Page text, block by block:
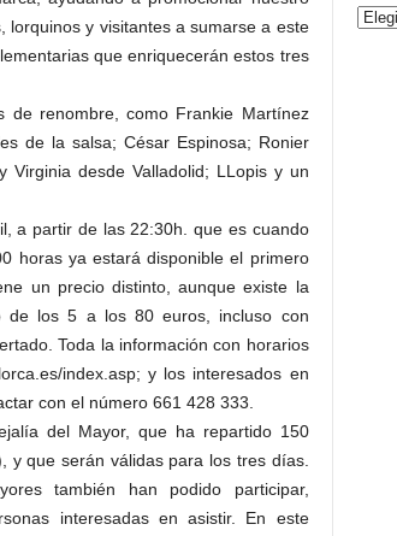
lorquinos y visitantes a sumarse a este
que enriquecerán estos tres
de renombre, como Frankie Martínez
de la salsa; César Espinosa; Ronier
Virginia desde Valladolid; LLopis y un
a partir de las 22:30h. que es cuando
horas ya estará disponible el primero
un precio distinto, aunque existe la
de los 5 a los 80 euros, incluso con
Toda la información con horarios
index.asp; y los interesados en
con el número 661 428 333.
del Mayor, que ha repartido 150
y que serán válidas para los tres días.
también han podido participar,
interesadas en asistir. En este